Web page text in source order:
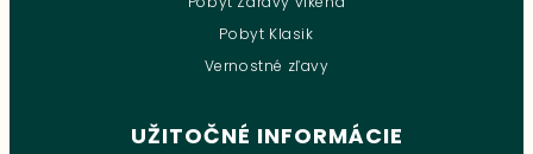
Pobyt Klasik
Vernostné zľavy
UŽITOČNÉ INFORMÁCIE